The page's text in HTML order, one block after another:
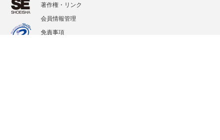
著作権・リンク
会員情報管理
免責事項